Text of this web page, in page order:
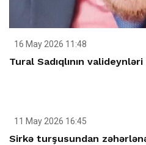
16 May 2026 11:48
Tural Sadıqlının
11 May 2026 16:45
Sirkə turşusundan